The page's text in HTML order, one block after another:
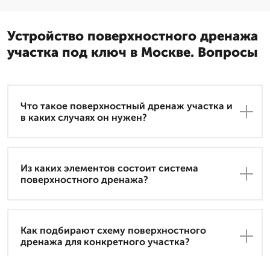
Устройство поверхностного дренажа
участка под ключ в Москве. Вопросы
Что такое поверхностный дренаж участка и
в каких случаях он нужен?
Из каких элементов состоит система
поверхностного дренажа?
Как подбирают схему поверхностного
дренажа для конкретного участка?